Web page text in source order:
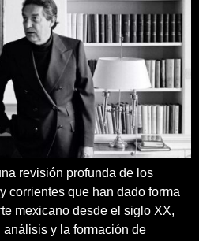
revisión profunda de los
corrientes que han dado forma
mexicano desde el siglo XX,
y la formación de